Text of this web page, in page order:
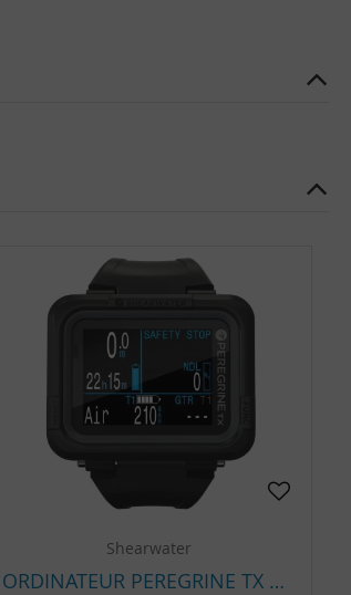
Shearwater
ORDINATEUR PEREGRINE TX SHEARWATER